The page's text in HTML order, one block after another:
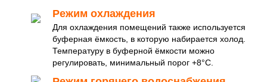
Режим охлаждения
Для охлаждения помещений также используется
буферная ёмкость, в которую набирается холод.
Температуру в буферной ёмкости можно
регулировать, минимальный порог +8°C.